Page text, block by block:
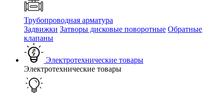
Трубопроводная арматура
Задвижки Затворы дисковые поворотные Обратные
клапаны
Электротехнические товары
Электротехнические товары